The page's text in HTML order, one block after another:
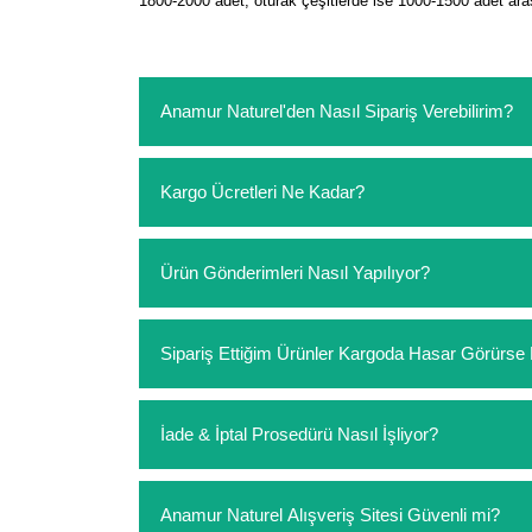
Anamur Naturel'den Nasıl Sipariş Verebilirim?
sipariş verebilirsiniz. Sitemizden vereceğiniz
ödeme yoktur.
Kargo Ücretleri Ne Kadar?
siparişlerinizde sepetinizdeki ürünleri
Ürün Gönderimleri Nasıl Yapılıyor?
Sipariş Ettiğim Ürünler Kargoda Hasar
hasar görmüş ise hemen bizimle iletişime
İade & İptal Prosedürü Nasıl İşliyor?
değişim istediğiniz ürünleri kullanmayınız.
Anamur Naturel Alışveriş Sitesi Güvenli mi?